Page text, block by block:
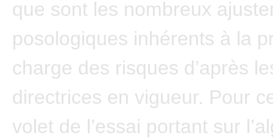
que sont les nombreux
posologiques inhérents à la
charge des risques d’après
directrices en vigueur. Pour
volet de l’essai portant sur